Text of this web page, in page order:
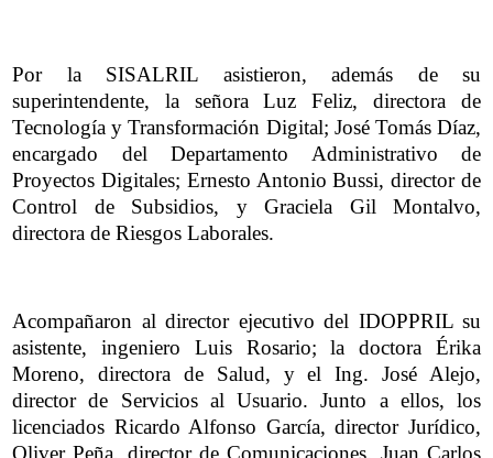
Por la SISALRIL asistieron, además de su
superintendente, la señora Luz Feliz, directora de
Tecnología y Transformación Digital; José Tomás Díaz,
encargado del Departamento Administrativo de
Proyectos Digitales; Ernesto Antonio Bussi, director de
Control de Subsidios, y Graciela Gil Montalvo,
directora de Riesgos Laborales.
Acompañaron al director ejecutivo del IDOPPRIL su
asistente, ingeniero Luis Rosario; la doctora Érika
Moreno, directora de Salud, y el Ing. José Alejo,
director de Servicios al Usuario. Junto a ellos, los
licenciados Ricardo Alfonso García, director Jurídico,
Oliver Peña, director de Comunicaciones, Juan Carlos